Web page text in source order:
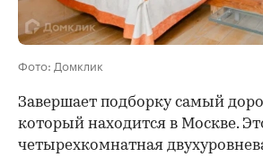
Фото: Домклик
Завершает подборку самый
который находится в Москве.
четырехкомнатная